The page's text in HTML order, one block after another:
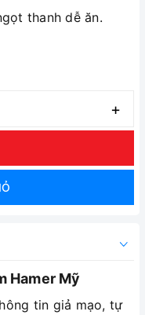
thanh dễ ăn.
+
Hamer Mỹ
tin giả mạo, tự